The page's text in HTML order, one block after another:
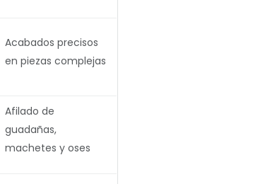
Acabados precisos
en piezas complejas
Afilado de
guadañas,
machetes y oses